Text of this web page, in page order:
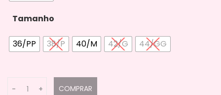
Tamanho
36/PP 38/P 40/M 42/G 44/GG
- + COMPRAR